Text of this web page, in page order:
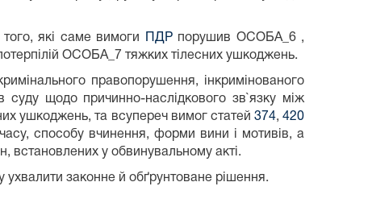
того, які саме вимоги ПДРпорушив ОСОБА_6 ,
ОСОБА_7 тяжких тілесних ушкоджень.
правопорушення, інкримінованого
щодо причинно-наслідкового зв`язку між
ушкоджень, та всупереч вимог статей 374, 420
способу вчинення, форми вини і мотивів, а
у обвинувальному акті.
законне й обґрунтоване рішення.